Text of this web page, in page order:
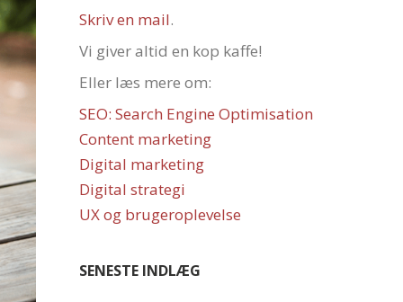
Skriv en mail.
Vi giver altid en kop kaffe!
Eller læs mere om:
SEO: Search Engine Optimisation
Content marketing
Digital marketing
Digital strategi
UX og brugeroplevelse
SENESTE INDLÆG